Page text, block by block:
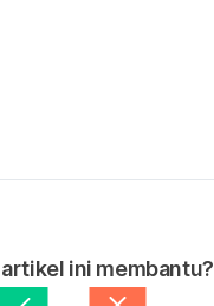
ini membantu?